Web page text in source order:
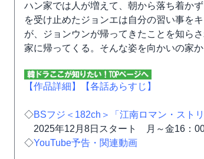
ハン家では人が増えて、朝から落ち着か
を受け止めたジョンエは自分の習い事を
が、ジョンウンが帰ってきたことを知ら
家に帰ってくる。そんな姿を向かいの家
【作品詳細】 【各話あらすじ】
◇BSフジ＜182ch＞「江南ロマン・スト
2025年12月8日スタート 月～金16：
◇YouTube予告・関連動画